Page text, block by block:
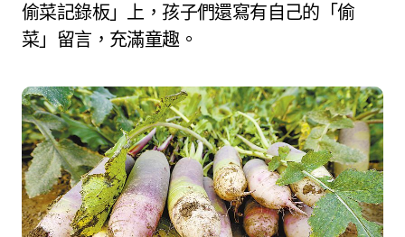
偷菜記錄板」上，孩子們還寫有自己的「偷
菜」留言，充滿童趣。